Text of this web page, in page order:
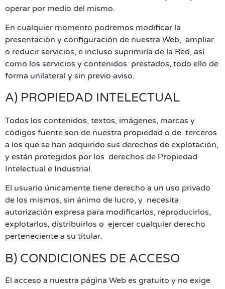
operar por medio del mismo.
En cualquier momento podremos modificar la
presentación y configuración de nuestra Web, ampliar
o reducir servicios, e incluso suprimirla de la Red, así
como los servicios y contenidos prestados, todo ello de
forma unilateral y sin previo aviso.
A) PROPIEDAD INTELECTUAL
Todos los contenidos, textos, imágenes, marcas y
códigos fuente son de nuestra propiedad o de terceros
a los que se han adquirido sus derechos de explotación,
y están protegidos por los derechos de Propiedad
Intelectual e Industrial.
El usuario únicamente tiene derecho a un uso privado
de los mismos, sin ánimo de lucro, y necesita
autorización expresa para modificarlos, reproducirlos,
explotarlos, distribuirlos o ejercer cualquier derecho
perteneciente a su titular.
B) CONDICIONES DE ACCESO
El acceso a nuestra página Web es gratuito y no exige